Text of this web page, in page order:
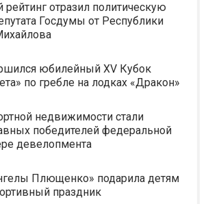
отразил политическую
Госдумы от Республики
юбилейный XV Кубок
по гребле на лодках «Дракон»
недвижимости стали
победителей федеральной
девелопмента
Плющенко» подарила детям
праздник